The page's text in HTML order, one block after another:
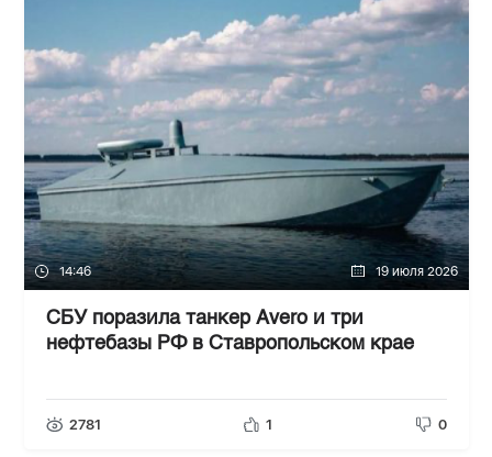
14:46 19 июля 2026
СБУ поразила танкер Avero и три
нефтебазы РФ в Ставропольском крае
2781 1 0